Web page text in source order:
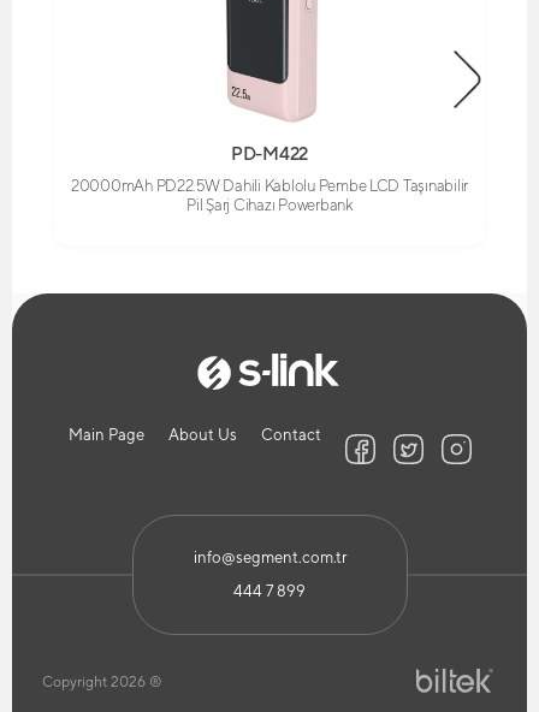
PD-M422
20000mAh PD22.5W Dahili Kablolu Pembe LCD Taşınabilir
Pil Şarj Cihazı Powerbank
Main Page About Us Contact
info@segment.com.tr
444 7 899
Copyright 2026 ®